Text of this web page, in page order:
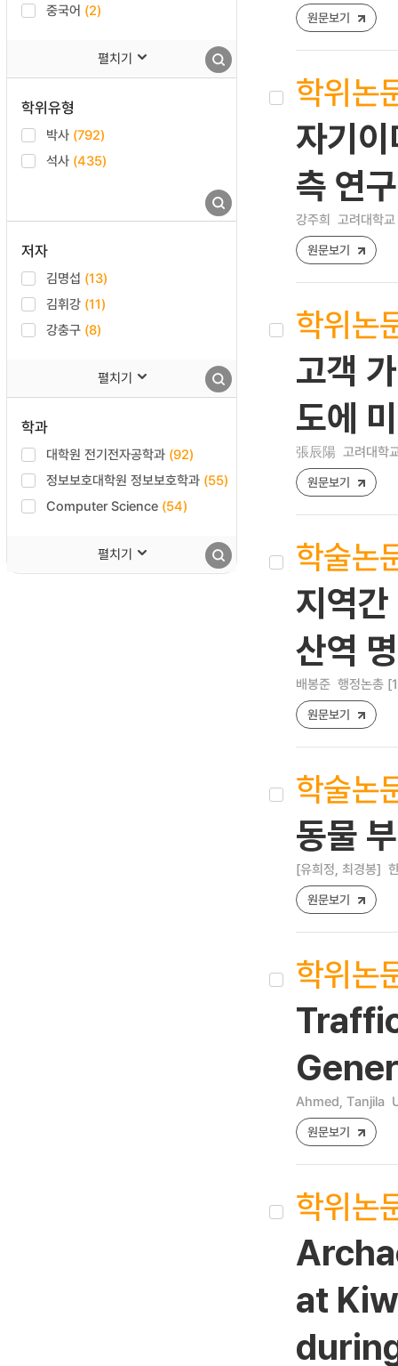
중국어 (2)
펼치기
학위유형
박사 (792)
석사 (435)
저자
김명섭 (13)
김휘강 (11)
강충구 (8)
펼치기
학과
대학원 전기전자공학과 (92)
정보보호대학원 정보보호학과 (55)
Computer Science (54)
펼치기
원문보기
학위논
자기
측 연구
강주희 고려대학
원문보기
학위논
고객
도에
張辰陽 고려대학
원문보기
학술논
지역
산역
배봉준 행정논총
원문보기
학술논
동물
[유희정, 최경봉]
원문보기
학위논
Ahmed, Tanjila
원문보기
학위논
at